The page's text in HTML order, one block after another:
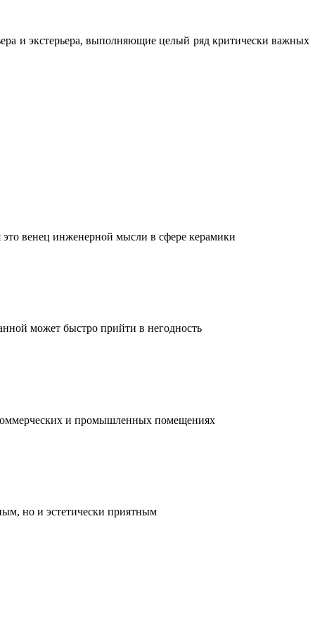
и экстерьера, выполняющие целый ряд критически важных
венец инженерной мысли в сфере керамики
может быстро прийти в негодность
и промышленных помещениях
но и эстетически приятным